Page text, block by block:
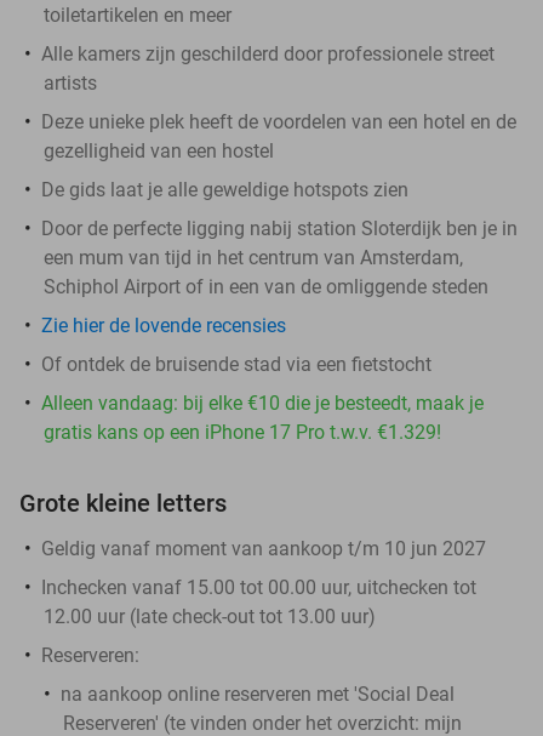
toiletartikelen en meer
Alle kamers zijn geschilderd door professionele street
artists
Deze unieke plek heeft de voordelen van een hotel en de
gezelligheid van een hostel
De gids laat je alle geweldige hotspots zien
Door de perfecte ligging nabij station Sloterdijk ben je in
een mum van tijd in het centrum van Amsterdam,
Schiphol Airport of in een van de omliggende steden
Zie hier de lovende recensies
Of ontdek de bruisende stad via een fietstocht
Alleen vandaag: bij elke €10 die je besteedt, maak je
gratis kans op een iPhone 17 Pro t.w.v. €1.329!
Grote kleine letters
Geldig vanaf moment van aankoop t/m 10 jun 2027
Inchecken vanaf 15.00 tot 00.00 uur, uitchecken tot
12.00 uur (late check-out tot 13.00 uur)
Reserveren:
na aankoop online reserveren met 'Social Deal
Reserveren' (te vinden onder het overzicht: mijn